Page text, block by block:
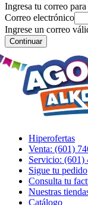
Ingresa tu correo
Correo electrónico
Ingrese un correo
Continuar
Hiperofertas
Venta: (601)
Servicio: (601)
Sigue tu pedido
Consulta tu
Nuestras
Catálogo